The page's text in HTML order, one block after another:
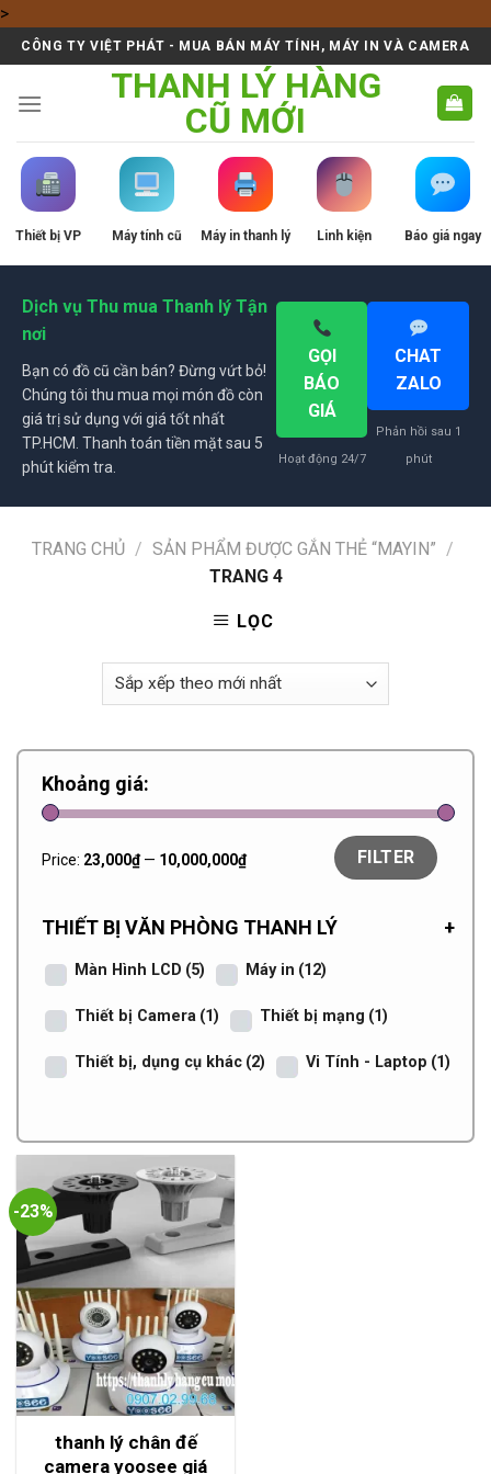
>Skip
to
content
CÔNG TY VIỆT PHÁT - MUA BÁN MÁY TÍNH, MÁY IN VÀ CAMERA
THANH LÝ HÀNG
CŨ MỚI
Thiết bị VP Máy tính cũ Máy in thanh lý Linh kiện Báo giá ngay
Dịch vụ Thu mua Thanh lý Tận
nơi
Bạn có đồ cũ cần bán? Đừng vứt bỏ!
Chúng tôi thu mua mọi món đồ còn
giá trị sử dụng với giá tốt nhất
TP.HCM. Thanh toán tiền mặt sau 5
phút kiểm tra.
GỌI
BÁO
GIÁ
Hoạt động 24/7
CHAT
ZALO
Phản hồi sau 1
phút
TRANG CHỦ / SẢN PHẨM ĐƯỢC GẮN THẺ “MAYIN” /
TRANG 4
LỌC
Khoảng giá:
FILTER
Price: 23,000₫— 10,000,000₫
THIẾT BỊ VĂN PHÒNG THANH LÝ +
Màn Hình LCD (5) Máy in (12)
Thiết bị Camera (1) Thiết bị mạng (1)
Thiết bị, dụng cụ khác (2) Vi Tính - Laptop (1)
-23%
thanh lý chân đế
camera yoosee giá